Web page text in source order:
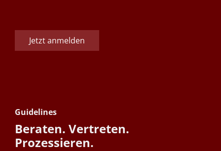
Jetzt anmelden
Guidelines
Beraten. Vertreten.
Prozessieren.